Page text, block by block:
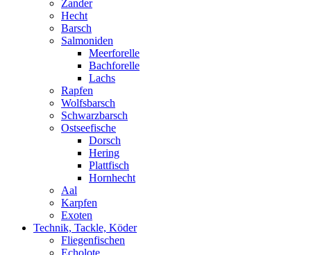
Zander
Hecht
Barsch
Salmoniden
Meerforelle
Bachforelle
Lachs
Rapfen
Wolfsbarsch
Schwarzbarsch
Ostseefische
Dorsch
Hering
Plattfisch
Hornhecht
Aal
Karpfen
Exoten
Technik, Tackle, Köder
Fliegenfischen
Echolote